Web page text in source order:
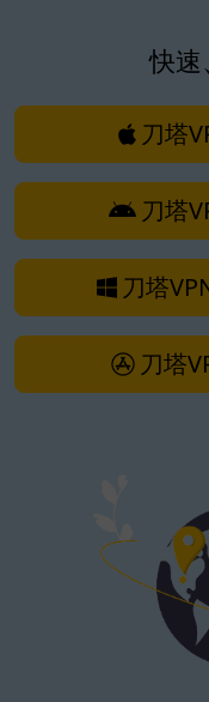
快速
刀塔
刀塔
刀塔
刀塔